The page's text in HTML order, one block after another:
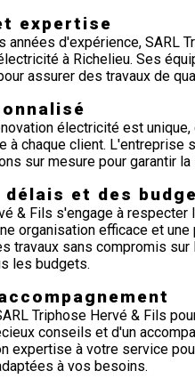
expertise
années d'expérience, SARL
à Richelieu. Ses
assurer des travaux de
électricité est
à chaque client.
sur mesure pour garantir
délais et des
& Fils s'engage à
organisation efficace et
travaux sans compromis
les budgets.
Triphose Hervé & Fils
conseils et d'un
expertise à votre service
à vos besoins.